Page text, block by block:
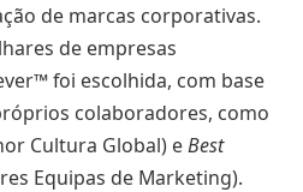
de marcas corporativas.
de empresas
foi escolhida, com base
colaboradores, como
Cultura Global) eBest
Equipas de Marketing).